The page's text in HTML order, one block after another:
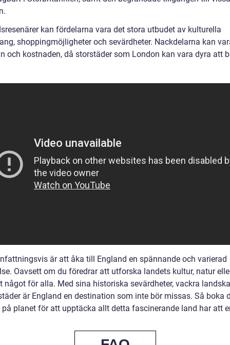
kan fördelarna vara det stora utbudet av kulturella
shoppingmöjligheter och sevärdheter. Nackdelarna kan
och kostnaden, då storstäder som London kan vara dyra att
är att åka till England en spännande och varierad
Oavsett om du föredrar att utforska landets kultur, natur
något för alla. Med sina historiska sevärdheter, vackra
är England en destination som inte bör missas. Så boka
planet för att upptäcka allt detta fascinerande land har att